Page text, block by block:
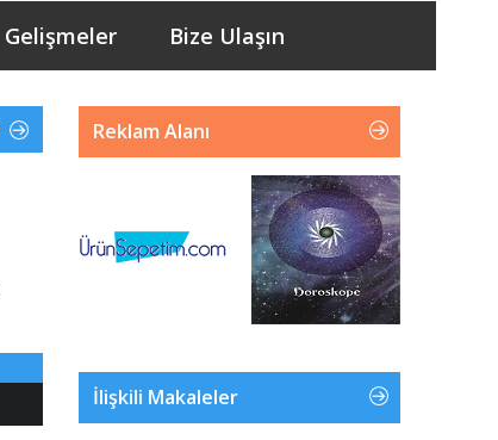
Gelişmeler Bize Ulaşın
Reklam Alanı
İlişkili Makaleler